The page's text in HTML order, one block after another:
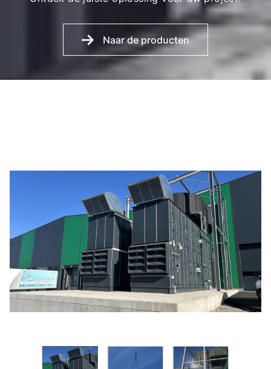
Naar de producten